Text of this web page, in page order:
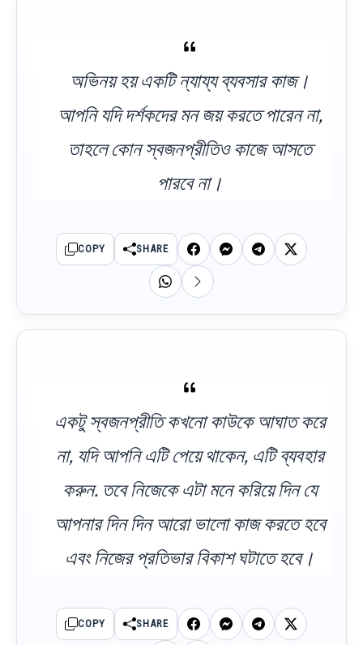
অভিনয় হয় একটি ন্যায্য ব্যবসার কাজ।
আপনি যদি দর্শকদের মন জয় করতে পারেন না,
তাহলে কোন স্বজনপ্রীতিও কাজে আসতে
পারবে না।
COPY SHARE
একটু স্বজনপ্রীতি কখনো কাউকে আঘাত করে
না, যদি আপনি এটি পেয়ে থাকেন, এটি ব্যবহার
করুন. তবে নিজেকে এটা মনে করিয়ে দিন যে
আপনার দিন দিন আরো ভালো কাজ করতে হবে
এবং নিজের প্রতিভার বিকাশ ঘটাতে হবে।
COPY SHARE